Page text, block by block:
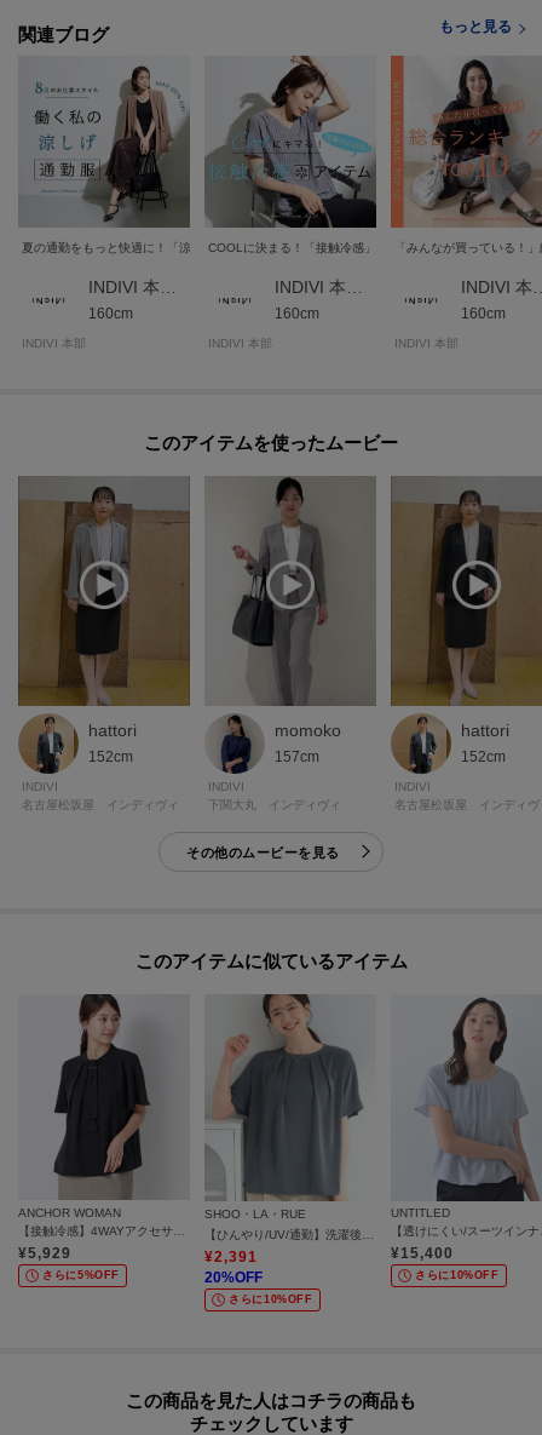
が異なる場合もございます。
モデル情報：身長167cm B80 W57 H83 着用サイズ：38（M）
関連ブログ もっと見る
夏の通勤をもっと快適に！「涼しげ通勤服」
INDIVI 本部スタッフ
160cm
INDIVI 本部
COOLに決まる！「接触冷感」アイテムをご紹介
INDIVI 本部スタッフ
160cm
INDIVI 本部
「みんなが買っている！
160cm
INDIVI 本部
このアイテムを使ったムービー
hattori
152cm
INDIVI
名古屋松坂屋 インディヴィ
momoko
157cm
INDIVI
下関大丸 インディヴィ
hattori
152cm
INDIVI
名古屋松坂屋 インディヴ
その他のムービーを見る
このアイテムに似ているアイテム
ANCHOR WOMAN
¥5,929
さらに5%OFF
SHOO・LA・RUE
¥2,391
20%OFF
さらに10%OFF
UNTITLED
¥15,400
さらに10%OFF
この商品を見た人はコチラの商品も
チェックしています